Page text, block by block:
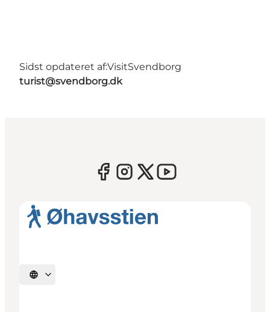
Sidst opdateret af:VisitSvendborg
turist@svendborg.dk
Vælg sprog